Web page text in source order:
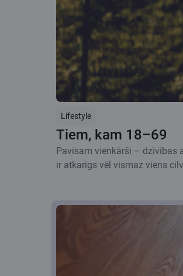
Lifestyle
Tiem, kam 18–69
Pavisam vienkārši – dzīvības
ir atkarīgs vēl vismaz viens